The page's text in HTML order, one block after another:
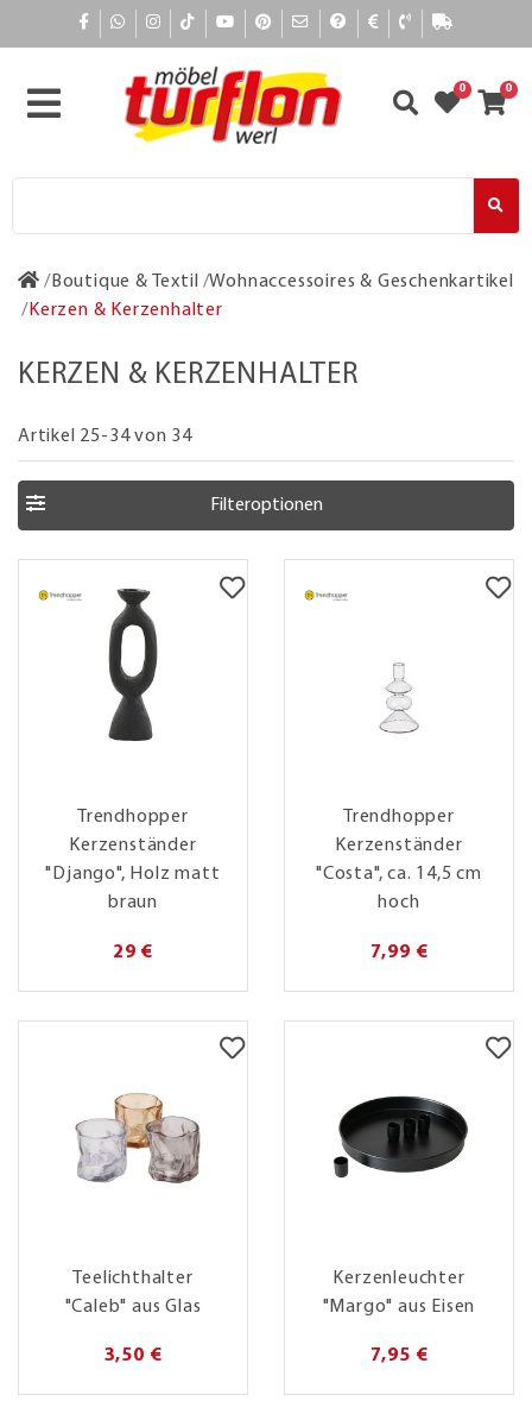
0 0
Boutique & Textil
Wohnaccessoires & Geschenkartikel
Kerzen & Kerzenhalter
KERZEN & KERZENHALTER
Artikel 25-34 von 34
Filteroptionen
Trendhopper
Kerzenständer
"Django", Holz matt
braun
29 €
Trendhopper
Kerzenständer
"Costa", ca. 14,5 cm
hoch
7,99 €
Teelichthalter
"Caleb" aus Glas
3,50 €
Kerzenleuchter
"Margo" aus Eisen
7,95 €